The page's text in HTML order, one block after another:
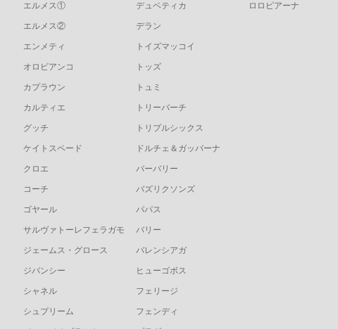
エルメス①
エルメス②
エンメティ
オロビアンコ
カプラウン
カルティエ
グッチ
ケイトスペード
クロエ
コーチ
ゴヤール
サルヴァトーレフェラガモ
ジェームス・グロース
ジバンシー
シャネル
シュプリーム
デュベティカ
デラン
トイズマッコイ
トッズ
トュミ
トリーバーチ
トリプルシックス
ドルチェ＆ガッバーナ
バーバリー
バズリクソンズ
パパス
バリー
バレンシアガ
ヒューゴボス
フェリージ
フェンディ
ロロピアーナ